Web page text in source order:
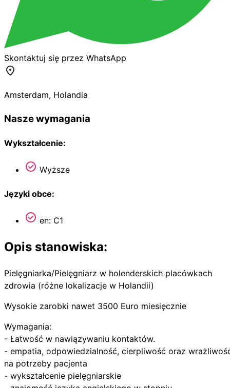
Skontaktuj się przez WhatsApp
Amsterdam, Holandia
Nasze wymagania
Wykształcenie:
Wyższe
Języki obce:
en: C1
Opis stanowiska:
Pielęgniarka/Pielęgniarz w holenderskich placówkach
zdrowia (różne lokalizacje w Holandii)
Wysokie zarobki nawet 3500 Euro miesięcznie
Wymagania:
- Łatwość w nawiązywaniu kontaktów.
- empatia, odpowiedzialność, cierpliwość oraz
na potrzeby pacjenta
- wykształcenie pielęgniarskie